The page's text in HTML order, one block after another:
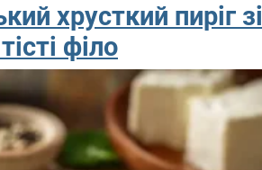
хрусткий пиріг зі
філо